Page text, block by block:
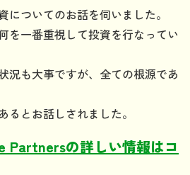
についてのお話を伺いました。
を一番重視して投資を行なってい
況も大事ですが、全ての根源であ
るとお話しされました。
Partnersの詳しい情報はコ